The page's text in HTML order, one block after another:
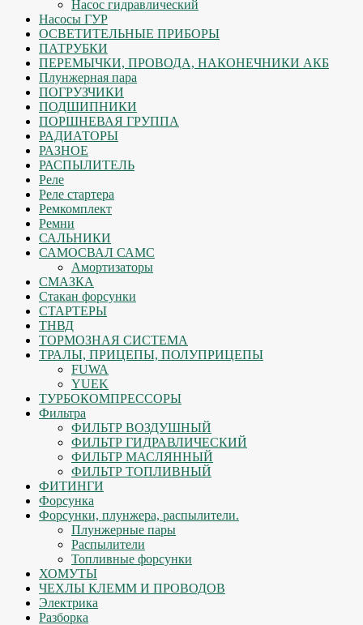
Насос гидравлический
Насосы ГУР
ОСВЕТИТЕЛЬНЫЕ ПРИБОРЫ
ПАТРУБКИ
ПЕРЕМЫЧКИ, ПРОВОДА, НАКОНЕЧНИКИ АКБ
Плунжерная пара
ПОГРУЗЧИКИ
ПОДШИПНИКИ
ПОРШНЕВАЯ ГРУППА
РАДИАТОРЫ
РАЗНОЕ
РАСПЫЛИТЕЛЬ
Реле
Реле стартера
Ремкомплект
Ремни
САЛЬНИКИ
САМОСВАЛ САМС
Амортизаторы
СМАЗКА
Стакан форсунки
СТАРТЕРЫ
ТНВД
ТОРМОЗНАЯ СИСТЕМА
ТРАЛЫ, ПРИЦЕПЫ, ПОЛУПРИЦЕПЫ
FUWA
YUEK
ТУРБОКОМПРЕССОРЫ
Фильтра
ФИЛЬТР ВОЗДУШНЫЙ
ФИЛЬТР ГИДРАВЛИЧЕСКИЙ
ФИЛЬТР МАСЛЯННЫЙ
ФИЛЬТР ТОПЛИВНЫЙ
ФИТИНГИ
Форсунка
Форсунки, плунжера, распылители.
Плунжерные пары
Распылители
Топливные форсунки
ХОМУТЫ
ЧЕХЛЫ КЛЕММ И ПРОВОДОВ
Электрика
Разборка